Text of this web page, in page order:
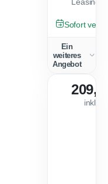
GEBRAUCHT
Sofort
Ein
weiteres
Angebot
inkl.